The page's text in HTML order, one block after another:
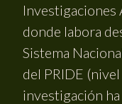
donde labora
Sistema
del PRIDE (nivel
investigación